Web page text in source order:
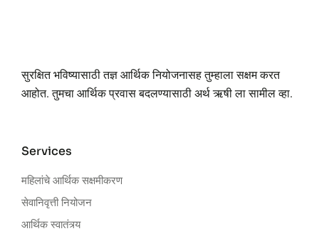
सुरक्षित भविष्यासाठी तज्ञ आर्थिक नियोजनासह तुम्हाला सक्षम करत
आहोत. तुमचा आर्थिक प्रवास बदलण्यासाठी अर्थ ऋषी ला सामील व्हा.
Services
महिलांचे आर्थिक सक्षमीकरण
सेवानिवृत्ती नियोजन
आर्थिक स्वातंत्र्य